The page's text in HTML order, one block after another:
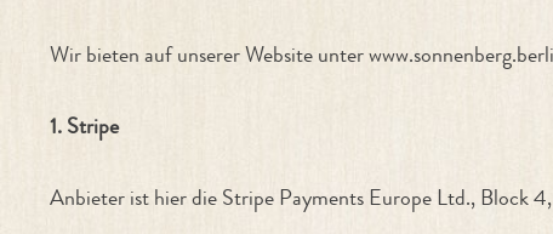
Wir bieten auf unserer Website unter
1. Stripe
Anbieter ist hier die Stripe Payments Europe Ltd., Block